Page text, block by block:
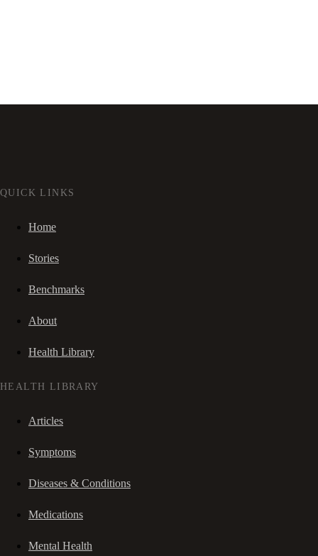
QUICK LINKS
Home
Stories
Benchmarks
About
Health Library
HEALTH LIBRARY
Articles
Symptoms
Diseases & Conditions
Medications
Mental Health